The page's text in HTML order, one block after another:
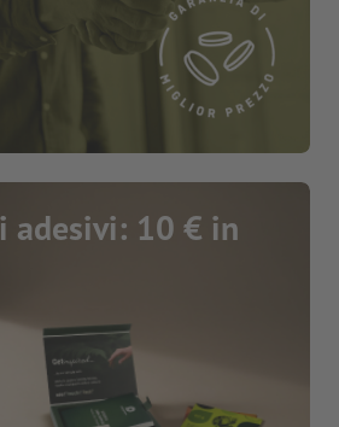
adesivi: 10 € in